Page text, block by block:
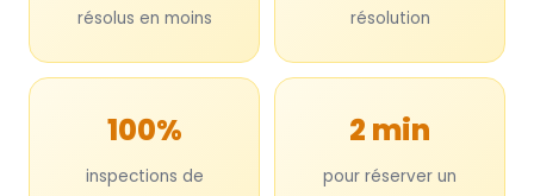
résolus en moins
résolution
100%
inspections de
2 min
pour réserver un